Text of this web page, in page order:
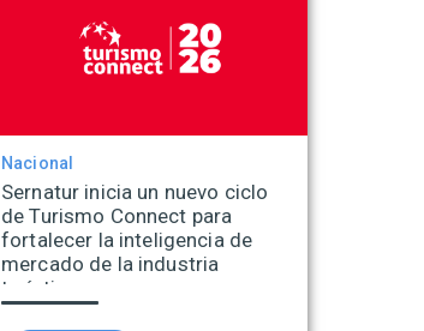
Nacional
Sernatur inicia un nuevo ciclo
de Turismo Connect para
fortalecer la inteligencia de
mercado de la industria
turística